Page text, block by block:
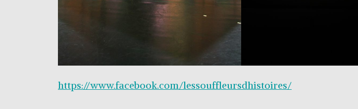
https://www.facebook.com/lessouffleursdhistoires/